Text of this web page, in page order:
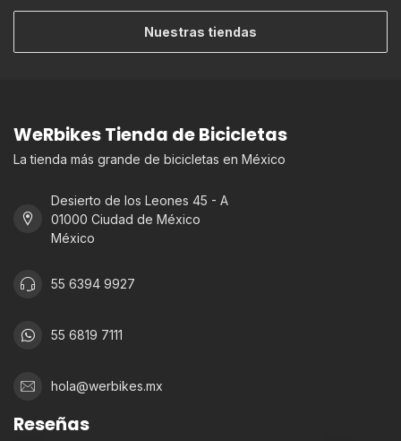
Nuestras tiendas
WeRbikes Tienda de Bicicletas
La tienda más grande de bicicletas en México
Desierto de los Leones 45 - A
01000 Ciudad de México
México
55 6394 9927
55 6819 7111
hola@werbikes.mx
Reseñas